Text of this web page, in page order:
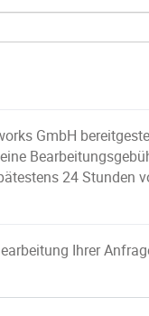
GmbH
24 Stunden
Ihrer